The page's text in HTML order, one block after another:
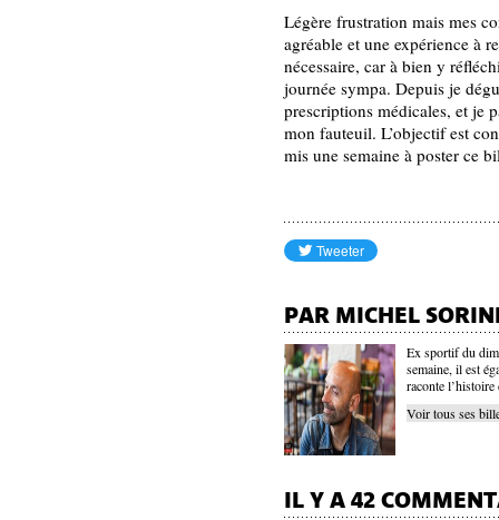
Légère frustration mais mes
agréable et une expérience à
nécessaire, car à bien y
journée sympa. Depuis je
prescriptions médicales, et je
mon fauteuil. L’objectif est
mis une semaine à poster ce
PAR MICHEL
Ex sportif du
semaine, il est
raconte
Voir tous ses
IL Y A 42